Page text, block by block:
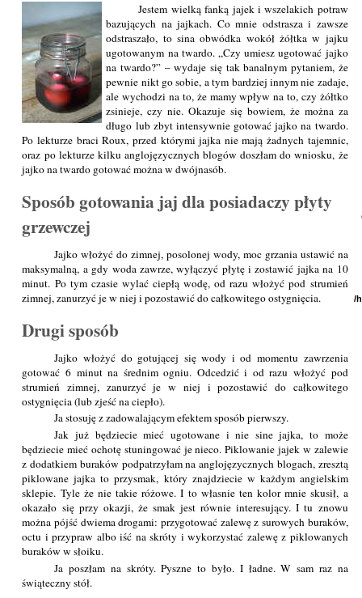
Jestem wielką fanką jajek i wszelakich potraw
bazujących na jajkach. Co mnie odstrasza i zawsze
odstraszało, to sina obwódka wokół żółtka w jajku
ugotowanym na twardo. „Czy umiesz ugotować jajko
na twardo?” – wydaje się tak banalnym pytaniem, że
pewnie nikt go sobie, a tym bardziej innym nie zadaje,
ale wychodzi na to, że mamy wpływ na to, czy żółtko
zsinieje, czy nie. Okazuje się bowiem, że można za
długo lub zbyt intensywnie gotować jajko na twardo.
Po lekturze braci Roux, przed którymi jajka nie mają żadnych tajemnic,
oraz po lekturze kilku anglojęzycznych blogów doszłam do wniosku, że
jajko na twardo gotować można w dwójnasób.
Sposób gotowania jaj dla posiadaczy płyty
grzewczej
Jajko włożyć do zimnej, posolonej wody, moc grzania ustawić na
maksymalną, a gdy woda zawrze, wyłączyć płytę i zostawić jajka na 10
minut. Po tym czasie wylać ciepłą wodę, od razu włożyć pod strumień
zimnej, zanurzyć je w niej i pozostawić do całkowitego ostygnięcia.
Drugi sposób
Jajko włożyć do gotującej się wody i od momentu zawrzenia
gotować 6 minut na średnim ogniu. Odcedzić i od razu włożyć pod
strumień zimnej, zanurzyć je w niej i pozostawić do całkowitego
ostygnięcia (lub zjeść na ciepło).
Ja stosuję z zadowalającym efektem sposób pierwszy.
Jak już będziecie mieć ugotowane i nie sine jajka, to może
będziecie mieć ochotę stuningować je nieco. Piklowanie jajek w zalewie
z dodatkiem buraków podpatrzyłam na anglojęzycznych blogach, zresztą
piklowane jajka to przysmak, który znajdziecie w każdym angielskim
sklepie. Tyle że nie takie różowe. I to własnie ten kolor mnie skusił, a
okazało się przy okazji, że smak jest równie interesujący. I tu znowu
można pójść dwiema drogami: przygotować zalewę z surowych buraków,
octu i przypraw albo iść na skróty i wykorzystać zalewę z piklowanych
buraków w słoiku.
Ja poszłam na skróty. Pyszne to było. I ładne. W sam raz na
świąteczny stół.
/